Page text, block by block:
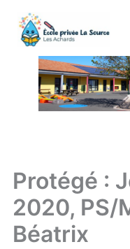
contenu
Protégé :
2020, PS/
Béatrix